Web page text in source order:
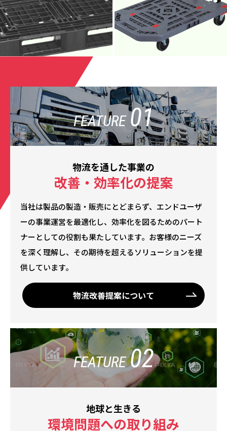
FEATURE 01
物流を通した事業の
改善・効率化の提案
当社は製品の製造・販売にとどまらず、エンドユーザ
ーの事業運営を最適化し、効率化を図るためのパート
ナーとしての役割も果たしています。お客様のニーズ
を深く理解し、その期待を超えるソリューションを提
供しています。
物流改善提案について
FEATURE 02
地球と生きる
環境問題への取り組み